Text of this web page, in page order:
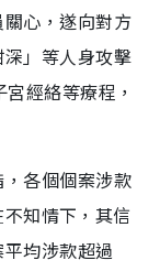
心，遂向對方
」等人身攻擊
經絡等療程，
各個個案涉款
知情下，其信
均涉款超過